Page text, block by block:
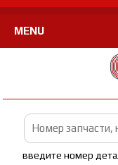
MENU
введите номер